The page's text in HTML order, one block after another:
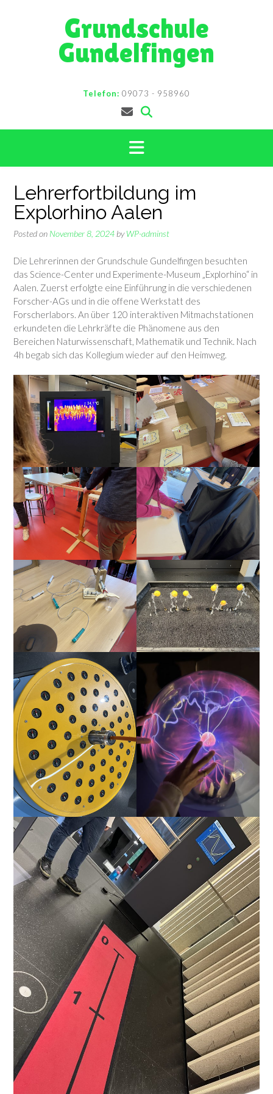
Grundschule
Gundelfingen
Telefon: 09073 - 958960
Lehrerfortbildung im
Explorhino Aalen
Posted on November 8, 2024 byWP-adminst
Die Lehrerinnen der Grundschule Gundelfingen besuchten
das Science-Center und Experimente-Museum „Explorhino“ in
Aalen. Zuerst erfolgte eine Einführung in die verschiedenen
Forscher-AGs und in die offene Werkstatt des
Forscherlabors. An über 120 interaktiven Mitmachstationen
erkundeten die Lehrkräfte die Phänomene aus den
Bereichen Naturwissenschaft, Mathematik und Technik. Nach
4h begab sich das Kollegium wieder auf den Heimweg.